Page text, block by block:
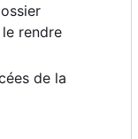
rendre
de la